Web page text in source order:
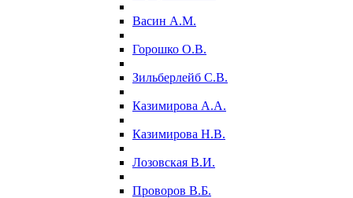
Васин А.М.
Горошко О.В.
Зильберлейб С.В.
Казимирова А.А.
Казимирова Н.В.
Лозовская В.И.
Проворов В.Б.